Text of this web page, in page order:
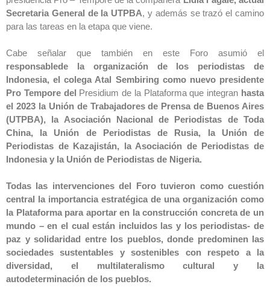
Secretaria General de la UTPBA, y además se trazó el camino
para las tareas en la etapa que viene.
Cabe señalar que también en este Foro asumió el
responsablede la organización de los periodistas de
Indonesia, el colega Atal Sembiring como nuevo presidente
Pro Tempore del Presidium de la Plataforma que integran hasta
el 2023 la Unión de Trabajadores de Prensa de Buenos Aires
(UTPBA), la Asociación Nacional de Periodistas de Toda
China, la Unión de Periodistas de Rusia, la Unión de
Periodistas de Kazajistán, la Asociación de Periodistas de
Indonesia y la Unión de Periodistas de Nigeria.
Todas las intervenciones del Foro tuvieron como cuestión
central la importancia estratégica de una organización como
la Plataforma para aportar en la construcción concreta de un
mundo – en el cual están incluidos las y los periodistas- de
paz y solidaridad entre los pueblos, donde predominen las
sociedades sustentables y sostenibles con respeto a la
diversidad, el multilateralismo cultural y la
autodeterminación de los pueblos.